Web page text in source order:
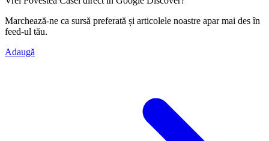
Marchează-ne ca sursă preferată și articolele noastre apar mai des în
feed-ul tău.
Adaugă